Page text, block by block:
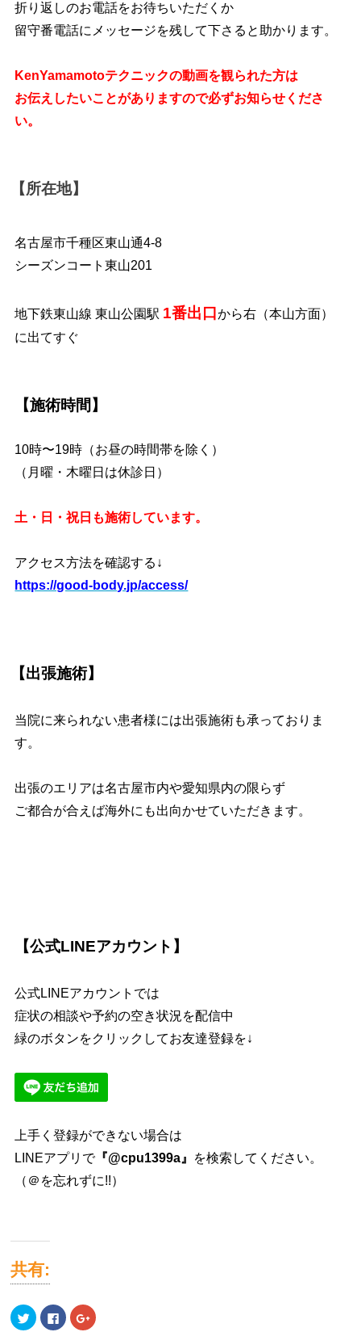
折り返しのお電話をお待ちいただくか
留守番電話にメッセージを残して下さると助かります。
KenYamamotoテクニックの動画を観られた方は
お伝えしたいことがありますので必ずお知らせくださ
い。
【所在地】
名古屋市千種区東山通4-8
シーズンコート東山201
地下鉄東山線 東山公園駅 1番出口から右（本山方面）
に出てすぐ
【施術時間】
10時〜19時（お昼の時間帯を除く）
（月曜・木曜日は休診日）
土・日・祝日も施術しています。
アクセス方法を確認する↓
https://good-body.jp/access/
【出張施術】
当院に来られない患者様には出張施術も承っておりま
す。
出張のエリアは名古屋市内や愛知県内の限らず
ご都合が合えば海外にも出向かせていただきます。
【公式LINEアカウント】
公式LINEアカウントでは
症状の相談や予約の空き状況を配信中
緑のボタンをクリックしてお友達登録を↓
上手く登録ができない場合は
LINEアプリで『@cpu1399a』 を検索してください。
（＠を忘れずに!!）
共有:
ク
リ
Facebook
で
ク
リ